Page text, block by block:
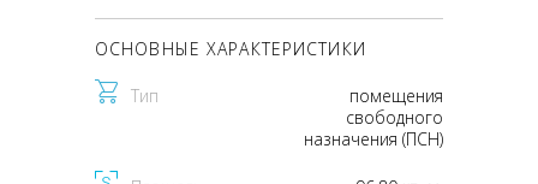
ОСНОВНЫЕ ХАРАКТЕРИСТИКИ
Тип
помещения
свободного
назначения (ПСН)